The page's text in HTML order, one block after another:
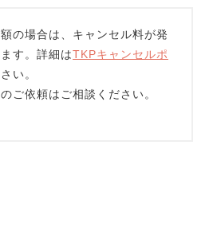
の場合は、キャンセル料が発
す。詳細はTKPキャンセルポ
い。
ご依頼はご相談ください。